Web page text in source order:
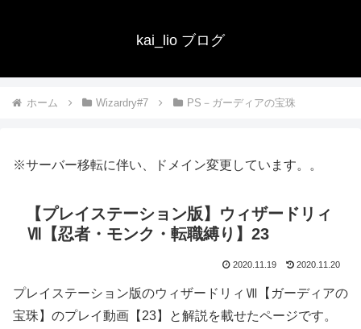
kai_lio ブログ
ホーム Wizardry#7 PS－ガーディアの宝珠
※サーバー移転に伴い、ドメイン変更しています。。
【プレイステーション版】ウィザードリィ
Ⅶ【忍者・モンク・転職縛り】23
2020.11.19 2020.11.20
プレイステーション版のウィザードリィⅦ【ガーディアの
宝珠】のプレイ動画【23】と解説を載せたページです。